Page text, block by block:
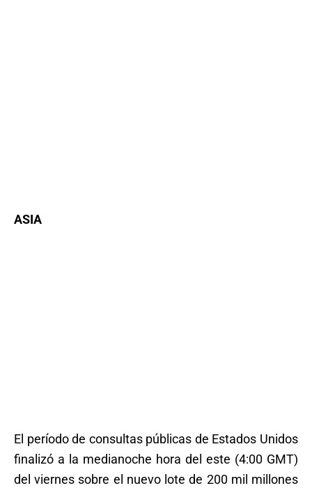
ASIA
El período de consultas públicas de Estados Unidos
finalizó a la medianoche hora del este (4:00 GMT)
del viernes sobre el nuevo lote de 200 mil millones